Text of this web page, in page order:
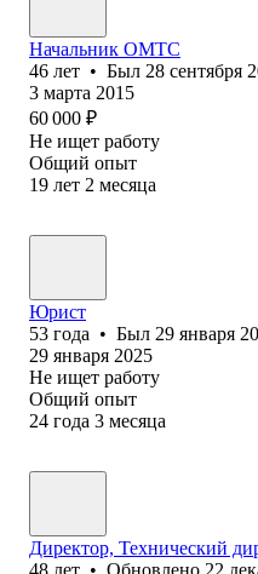
Начальник ОМТС
46 лет • Был 28 сентября
3 марта 2015
60 000 ₽
Не ищет работу
Общий опыт
19 лет 2 месяца
Юрист
53 года • Был 29 января
29 января 2025
Не ищет работу
Общий опыт
24 года 3 месяца
Директор, Технический
48 лет • Обновлено 22